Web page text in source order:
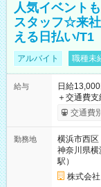
人気イベント
スタッフ☆来
える日払い/T1
アルバイト 職種未
給与
日給
＋交通費支給 ★交通費全額支給！ ┗案件により規定
いOK！（
ンビニATMか
交通費
勤務地
横浜市西区
神奈川県
駅）
株式会